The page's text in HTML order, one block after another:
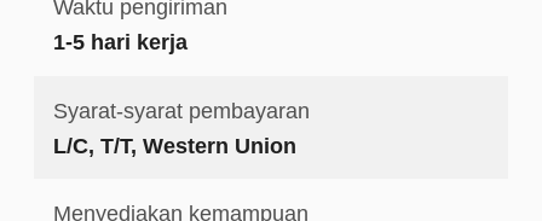
Waktu pengiriman
1-5 hari kerja
Syarat-syarat pembayaran
L/C, T/T, Western Union
Menyediakan kemampuan